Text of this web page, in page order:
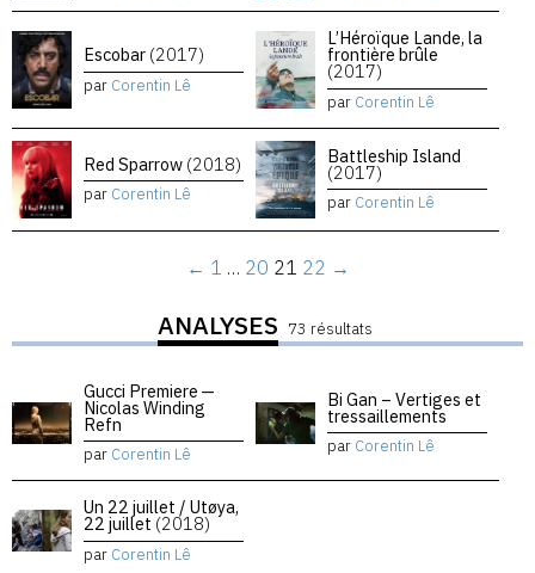
Escobar (2017)
par Corentin Lê
L’Héroïque Lande, la
frontière brûle
(2017)
par Corentin Lê
Red Sparrow (2018)
par Corentin Lê
Battleship Island
(2017)
par Corentin Lê
← 1 … 20 21 22 →
ANALYSES 73 résultats
Gucci Premiere —
Nicolas Winding
Refn
par Corentin Lê
Bi Gan – Vertiges et
tressaillements
par Corentin Lê
Un 22 juillet / Utøya,
22 juillet (2018)
par Corentin Lê